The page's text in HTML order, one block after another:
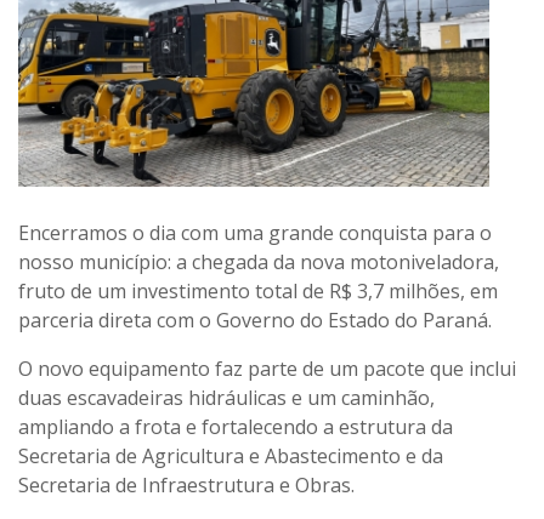
Encerramos o dia com uma grande conquista para o
nosso município: a chegada da nova motoniveladora,
fruto de um investimento total de R$ 3,7 milhões, em
parceria direta com o Governo do Estado do Paraná.
O novo equipamento faz parte de um pacote que inclui
duas escavadeiras hidráulicas e um caminhão,
ampliando a frota e fortalecendo a estrutura da
Secretaria de Agricultura e Abastecimento e da
Secretaria de Infraestrutura e Obras.